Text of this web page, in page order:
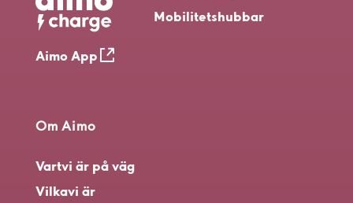
Aimo App
Mobilitetshubbar
Om Aimo
Vartvi är på väg
Vilkavi är